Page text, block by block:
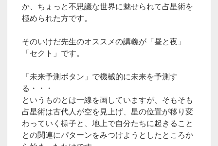
か、 ちょっと不思議な世界に魅せられて占星術を
極められた方です。
そのいけだ先生のオススメの講義が「昼と夜」
「セクト」です。
「未来予測ボタン」で機械的に未来を予測す
る・・・
というものとは一線を画していますが、そもそも
占星術は古代人が空を見上げ、 星の位置が移り変
わっていく様子と、地上で自分たちに起きること
との関連にパターンをみつけようとしたところか